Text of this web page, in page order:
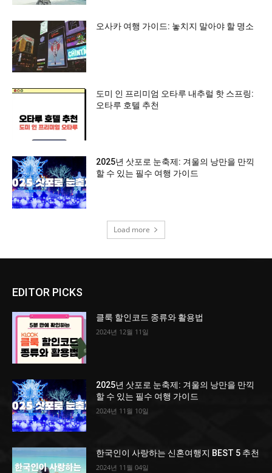
오사카 여행 가이드: 놓치지 말아야 할 명소
도미 인 프리미엄 오타루 내추럴 핫 스프링:
오타루 호텔 추천
2025년 삿포로 눈축제: 겨울의 낭만을 만끽
할 수 있는 필수 여행 가이드
Load more
EDITOR PICKS
클룩 할인코드 종류와 활용법
2024년 12월 11일
2025년 삿포로 눈축제: 겨울의 낭만을 만끽
할 수 있는 필수 여행 가이드
2024년 11월 10일
한국인이 사랑하는 신혼여행지 BEST 5 추천
2024년 11월 04일